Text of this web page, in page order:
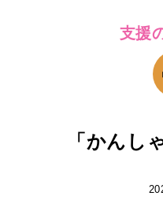
支援
「かんし